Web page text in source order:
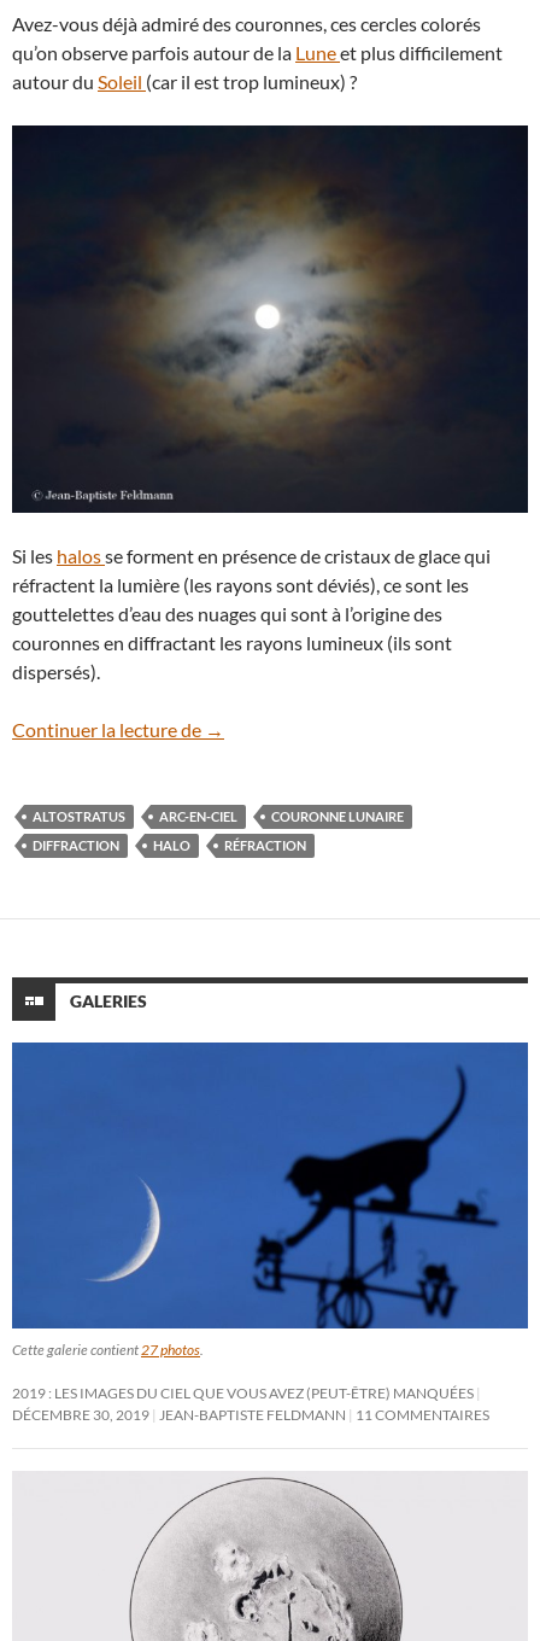
Avez-vous déjà admiré des couronnes, ces cercles colorés
qu’on observe parfois autour de la Luneet plus difficilement
autour du Soleil (car il est trop lumineux) ?
Si les halosse forment en présence de cristaux de glace qui
réfractent la lumière (les rayons sont déviés), ce sont les
gouttelettes d’eau des nuages qui sont à l’origine des
couronnes en diffractant les rayons lumineux (ils sont
dispersés).
Continuer la lecture de Quand la Pleine Lune met sa couronne
→
ALTOSTRATUS ARC-EN-CIEL
COURONNE LUNAIRE
DIFFRACTION
HALO RÉFRACTION
GALERIES
Cette galerie contient27 photos.
2019 : LES IMAGES DU CIEL QUE VOUS AVEZ (PEUT-ÊTRE) MANQUÉES
DÉCEMBRE 30, 2019 JEAN-BAPTISTE FELDMANN 11 COMMENTAIRES